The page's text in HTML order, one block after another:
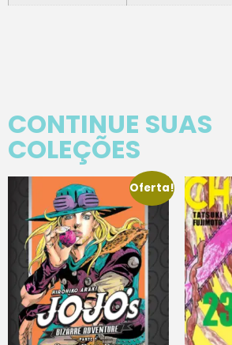
CONTINUE SUAS
COLEÇÕES
Oferta!